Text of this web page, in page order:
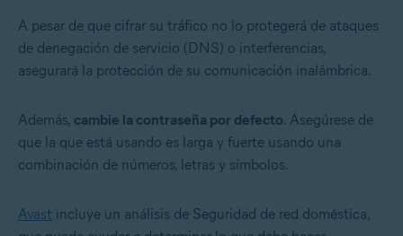
A pesar de que cifrar su tráfico no lo protegerá de ataques
de denegación de servicio (DNS) o interferencias,
asegurará la protección de su comunicación inalámbrica.
Además, cambie la contraseña por defecto. Asegúrese de
que la que está usando es larga y fuerte usando una
combinación de números, letras y símbolos.
Avast incluye un análisis de Seguridad de red doméstica,